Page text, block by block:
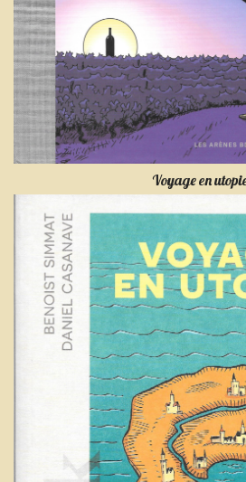
Voyage en